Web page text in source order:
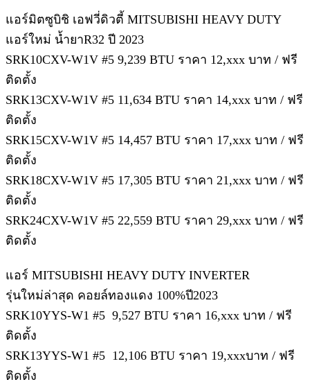
แอร์มิตซูบิชิ เอฟวี่ดิวตี้ MITSUBISHI HEAVY DUTY
แอร์ใหม่ น้ำยาR32 ปี 2023
SRK10CXV-W1V #5 9,239 BTU ราคา 12,xxx บาท / ฟรี
ติดตั้ง
SRK13CXV-W1V #5 11,634 BTU ราคา 14,xxx บาท / ฟรี
ติดตั้ง
SRK15CXV-W1V #5 14,457 BTU ราคา 17,xxx บาท / ฟรี
ติดตั้ง
SRK18CXV-W1V #5 17,305 BTU ราคา 21,xxx บาท / ฟรี
ติดตั้ง
SRK24CXV-W1V #5 22,559 BTU ราคา 29,xxx บาท / ฟรี
ติดตั้ง
แอร์ MITSUBISHI HEAVY DUTY INVERTER
รุ่นใหม่ล่าสุด คอยล์ทองแดง 100%ปี2023
SRK10YYS-W1 #5 9,527 BTU ราคา 16,xxx บาท / ฟรี
ติดตั้ง
SRK13YYS-W1 #5 12,106 BTU ราคา 19,xxxบาท / ฟรี
ติดตั้ง